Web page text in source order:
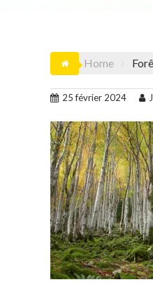
Home
25 février 2024